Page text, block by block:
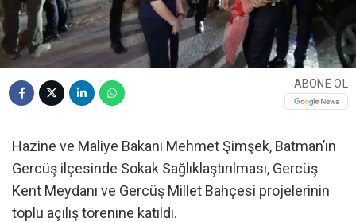
ABONE OL
Hazine ve Maliye Bakanı Mehmet Şimşek, Batman’ın
Gercüş ilçesinde Sokak Sağlıklaştırılması, Gercüş
Kent Meydanı ve Gercüş Millet Bahçesi projelerinin
toplu açılış törenine katıldı.